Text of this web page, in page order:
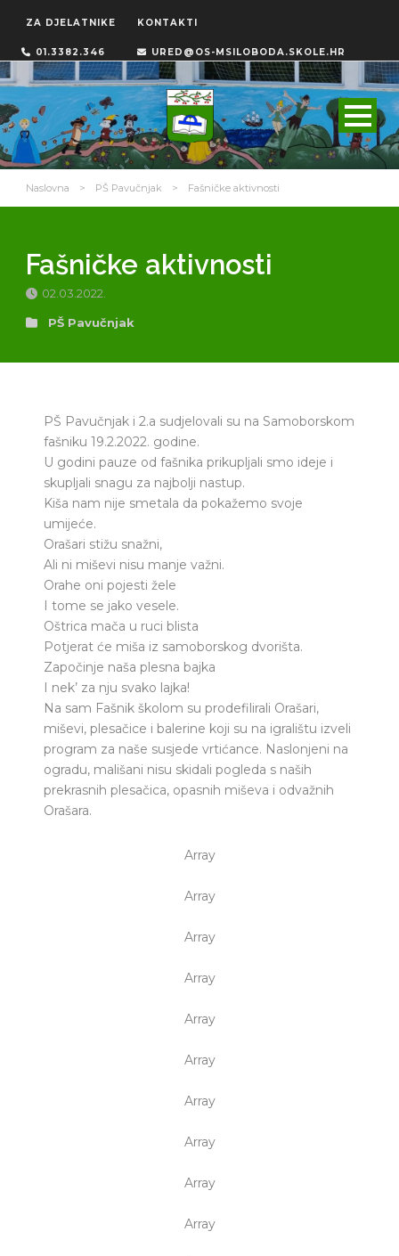
ZA DJELATNIKE KONTAKTI
01.3382.346 URED@OS-MSILOBODA.SKOLE.HR
Naslovna > PŠ Pavučnjak > Fašničke aktivnosti
Fašničke aktivnosti
02.03.2022.
PŠ Pavučnjak
PŠ Pavučnjak i 2.a sudjelovali su na Samoborskom
fašniku 19.2.2022. godine.
U godini pauze od fašnika prikupljali smo ideje i
skupljali snagu za najbolji nastup.
Kiša nam nije smetala da pokažemo svoje
umijeće.
Orašari stižu snažni,
Ali ni miševi nisu manje važni.
Orahe oni pojesti žele
I tome se jako vesele.
Oštrica mača u ruci blista
Potjerat će miša iz samoborskog dvorišta.
Započinje naša plesna bajka
I nek’ za nju svako lajka!
Na sam Fašnik školom su prodefilirali Orašari,
miševi, plesačice i balerine koji su na igralištu izveli
program za naše susjede vrtićance. Naslonjeni na
ogradu, mališani nisu skidali pogleda s naših
prekrasnih plesačica, opasnih miševa i odvažnih
Orašara.
Array
Array
Array
Array
Array
Array
Array
Array
Array
Array